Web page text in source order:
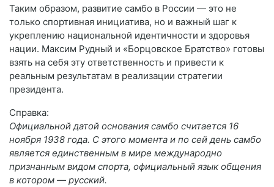
Таким образом, развитие самбо в России — это не
только спортивная инициатива, но и важный шаг к
укреплению национальной идентичности и здоровья
нации. Максим Рудный и «Борцовское Братство» готовы
взять на себя эту ответственность и привести к
реальным результатам в реализации стратегии
президента.
Справка:
Официальной датой основания самбо считается 16
ноября 1938 года. С этого момента и по сей день самбо
является единственным в мире международно
признанным видом спорта, официальный язык общения
в котором — русский.